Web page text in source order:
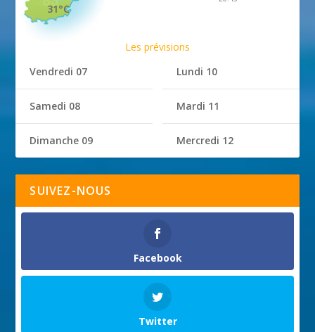
31°C
Les prévisions
Vendredi 07
Samedi 08
Dimanche 09
Lundi 10
Mardi 11
Mercredi 12
SUIVEZ-NOUS
Facebook
Twitter